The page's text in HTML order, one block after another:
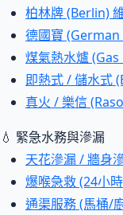
柏林牌 (Berlin)
德國寶
煤氣熱水爐
即熱式 / 儲水式
真火 / 樂信
💧 緊急水務與滲漏
天花滲漏 / 牆身
爆喉急救 (24小
通渠服務 (馬桶/